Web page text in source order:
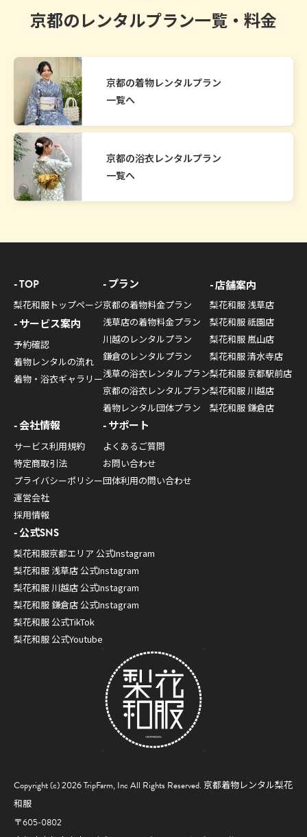
京都のレンタルプラン一覧・料金
京都の着物レンタルプラン
一覧へ
京都の浴衣レンタルプラン
一覧へ
Copyright (c) 2026 TripFarm, Inc All Rights Reserved. 京都着物レンタル梨花
和服
〒605-0802
TOP
梨花和服トップページ
サービス案内
予約確認
着物レンタルの流れ
着物・浴衣ギャラリー
プラン
京都の着物料金プラン
浅草店の着物料金プラン
川越のレンタルプラン
鎌倉のレンタルプラン
浅草の浴衣レンタルプラン
京都の浴衣レンタルプラン
着物レンタル団体プラン
店舗案内
梨花和服 浅草店
梨花和服 祇園店
梨花和服 嵐山店
梨花和服 清水寺店
梨花和服 京都駅前店
梨花和服 川越店
梨花和服 鎌倉店
会社情報
サービス利用規約
特定商取引法
プライバシーポリシー
運営会社
採用情報
サポート
よくあるご質問
お問い合わせ
団体利用の問い合わせ
公式SNS
梨花和服京都エリア 公式Instagram
梨花和服 浅草店 公式Instagram
梨花和服 川越店 公式Instagram
梨花和服 鎌倉店 公式Instagram
梨花和服 公式TikTok
梨花和服 公式Youtube